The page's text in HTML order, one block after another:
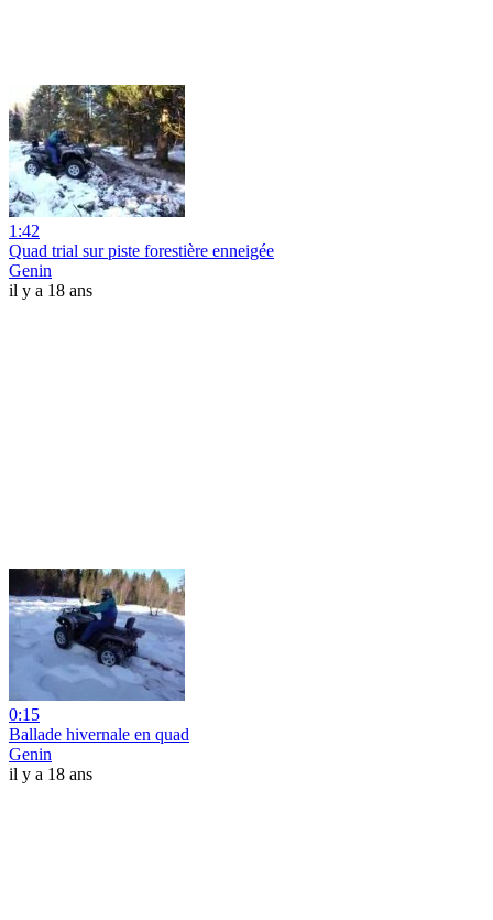
1:42
Quad trial sur piste forestière enneigée
Genin
il y a 18 ans
0:15
Ballade hivernale en quad
Genin
il y a 18 ans